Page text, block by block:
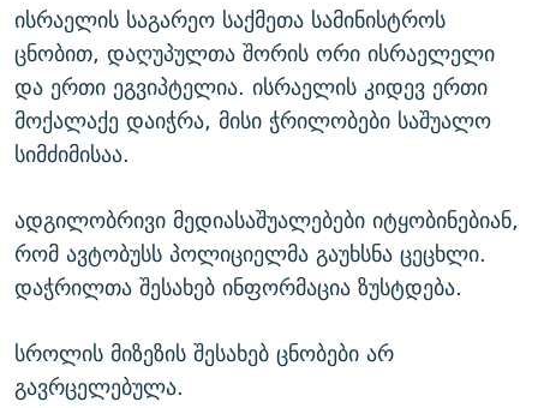
ისრაელის საგარეო საქმეთა სამინისტროს
ცნობით, დაღუპულთა შორის ორი ისრაელელი
და ერთი ეგვიპტელია. ისრაელის კიდევ ერთი
მოქალაქე დაიჭრა, მისი ჭრილობები საშუალო
სიმძიმისაა.
ადგილობრივი მედიასაშუალებები იტყობინებიან,
რომ ავტობუსს პოლიციელმა გაუხსნა ცეცხლი.
დაჭრილთა შესახებ ინფორმაცია ზუსტდება.
სროლის მიზეზის შესახებ ცნობები არ
გავრცელებულა.